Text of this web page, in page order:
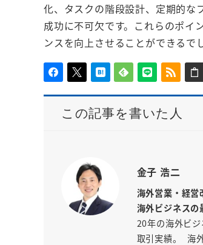
化、タスクの階段設計、定期的な
成功に不可欠です。これらのポイ
ンスを向上させることができるで
この記事を書いた人
金子 浩二
海外営業・経営
海外ビジネスの
20年の海外ビ
取引実績。 海